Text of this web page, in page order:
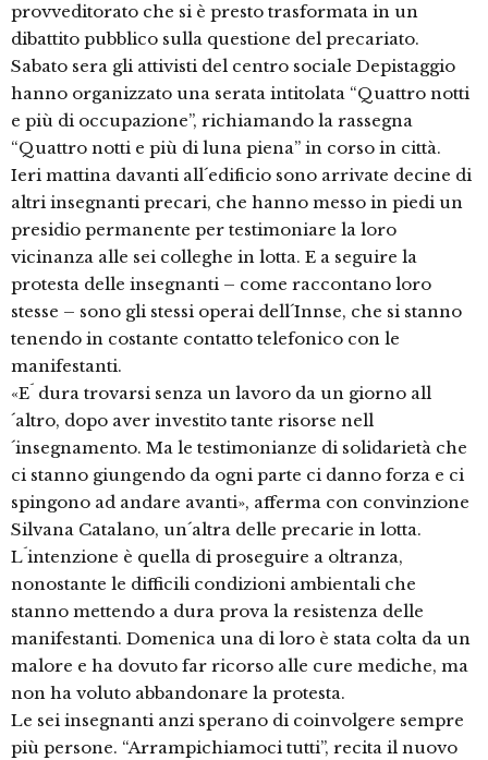
provveditorato che si è presto trasformata in un
dibattito pubblico sulla questione del precariato.
Sabato sera gli attivisti del centro sociale Depistaggio
hanno organizzato una serata intitolata “Quattro notti
e più di occupazione”, richiamando la rassegna
“Quattro notti e più di luna piena” in corso in città.
Ieri mattina davanti all´edificio sono arrivate decine di
altri insegnanti precari, che hanno messo in piedi un
presidio permanente per testimoniare la loro
vicinanza alle sei colleghe in lotta. E a seguire la
protesta delle insegnanti – come raccontano loro
stesse – sono gli stessi operai dell´Innse, che si stanno
tenendo in costante contatto telefonico con le
manifestanti.
«E´ dura trovarsi senza un lavoro da un giorno all
´altro, dopo aver investito tante risorse nell
´insegnamento. Ma le testimonianze di solidarietà che
ci stanno giungendo da ogni parte ci danno forza e ci
spingono ad andare avanti», afferma con convinzione
Silvana Catalano, un´altra delle precarie in lotta.
L´intenzione è quella di proseguire a oltranza,
nonostante le difficili condizioni ambientali che
stanno mettendo a dura prova la resistenza delle
manifestanti. Domenica una di loro è stata colta da un
malore e ha dovuto far ricorso alle cure mediche, ma
non ha voluto abbandonare la protesta.
Le sei insegnanti anzi sperano di coinvolgere sempre
più persone. “Arrampichiamoci tutti”, recita il nuovo